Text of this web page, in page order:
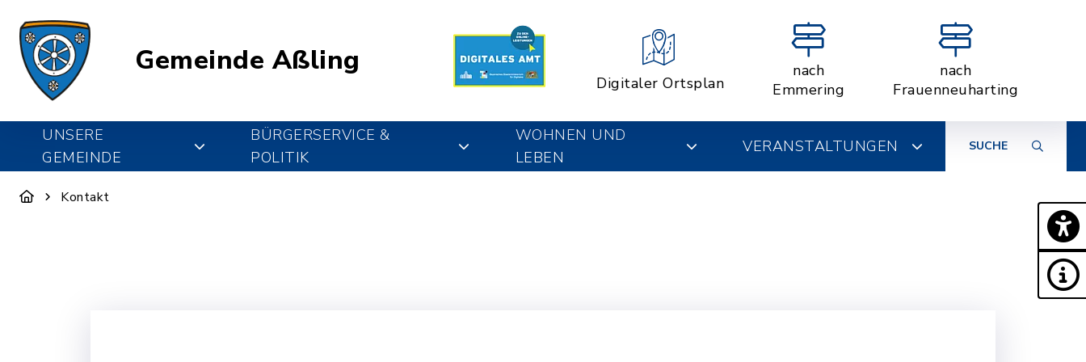
Gemeinde Aßling
Digitaler Ortsplan
nach
Emmering
nach
Frauenneuharting
UNSERE
GEMEINDE
BÜRGERSERVICE &
POLITIK
WOHNEN UND
LEBEN
VERANSTALTUNGEN SUCHE
Kontakt